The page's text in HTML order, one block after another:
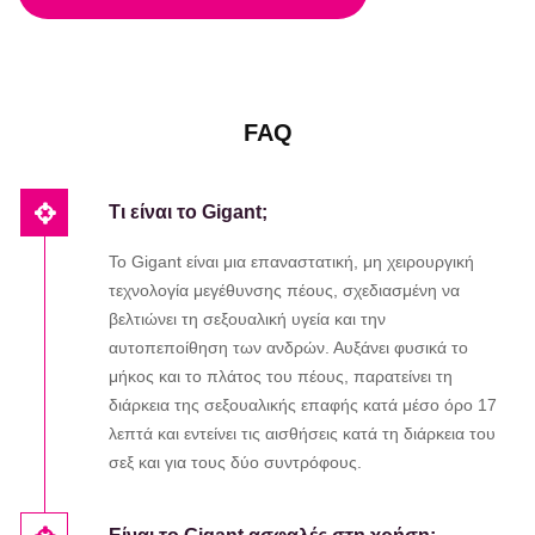
FAQ
Τι είναι το Gigant;
Το Gigant είναι μια επαναστατική, μη χειρουργική
τεχνολογία μεγέθυνσης πέους, σχεδιασμένη να
βελτιώνει τη σεξουαλική υγεία και την
αυτοπεποίθηση των ανδρών. Αυξάνει φυσικά το
μήκος και το πλάτος του πέους, παρατείνει τη
διάρκεια της σεξουαλικής επαφής κατά μέσο όρο 17
λεπτά και εντείνει τις αισθήσεις κατά τη διάρκεια του
σεξ και για τους δύο συντρόφους.